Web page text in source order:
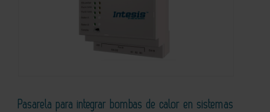
Pasarela para integrar bombas de calor en sistemas